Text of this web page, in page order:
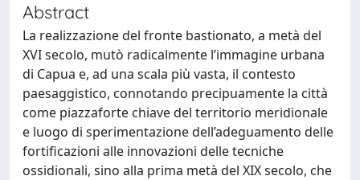
Abstract
La realizzazione del fronte bastionato, a metà del
XVI secolo, mutò radicalmente l’immagine urbana
di Capua e, ad una scala più vasta, il contesto
paesaggistico, connotando precipuamente la città
come piazzaforte chiave del territorio meridionale
e luogo di sperimentazione dell’adeguamento delle
fortificazioni alle innovazioni delle tecniche
ossidionali, sino alla prima metà del XIX secolo, che